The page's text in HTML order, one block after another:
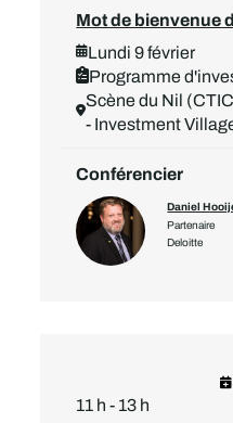
Mot de bienvenue
Lundi 9 février
Programme
Scène du Nil
- Investment
Conférencier
Daniel
Partenaire
Deloitte
11 h - 13 h